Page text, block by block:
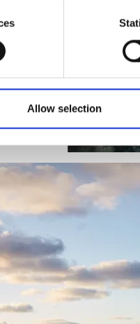
Allow selection
utan